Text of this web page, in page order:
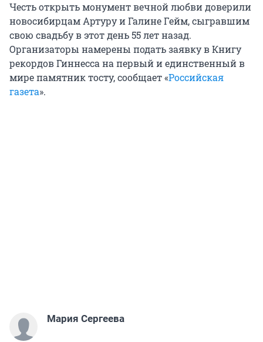
Честь открыть монумент вечной любви доверили
новосибирцам Артуру и Галине Гейм, сыгравшим
свою свадьбу в этот день 55 лет назад.
Организаторы намерены подать заявку в Книгу
рекордов Гиннесса на первый и единственный в
мире памятник тосту, сообщает «Российская
газета».
Мария Сергеева